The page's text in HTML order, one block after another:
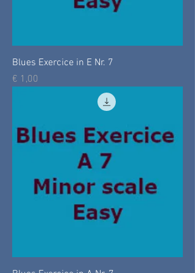
Blues Exercice in E Nr. 7
Prijs
€ 1,00